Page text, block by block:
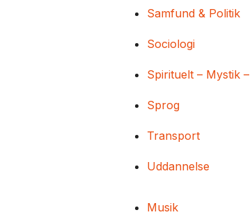
Samfund & Politik
Sociologi
Spirituelt – Mystik
Sprog
Transport
Uddannelse
Musik